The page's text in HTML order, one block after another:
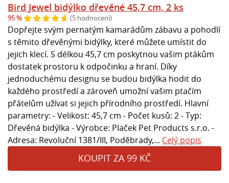
Bird Jewel bidýlko dřevěné 45,7 cm, 2 ks
95 % (5 hodnocení)
Dopřejte svým pernatým kamarádům zábavu a pohodlí
s těmito dřevěnými bidýlky, které můžete umístit do
jejich klecí. S délkou 45,7 cm poskytnou vašim ptákům
dostatek prostoru k odpočinku a hraní. Díky
jednoduchému designu se budou bidýlka hodit do
každého prostředí a zároveň umožní vašim ptačím
přátelům užívat si jejich přírodního prostředí. Hlavní
parametry: - Velikost: 45,7 cm - Počet kusů: 2 - Typ:
Dřevěná bidýlka - Výrobce: Plaček Pet Products s.r.o. -
Adresa: Revoluční 1381/III, Poděbrady,... Celý popis
KOUPIT ZA 99 KČ